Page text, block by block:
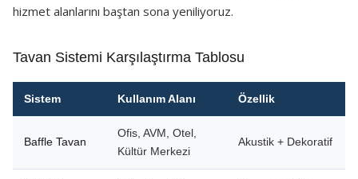
hizmet alanlarını baştan sona yeniliyoruz.
Tavan Sistemi Karşılaştırma Tablosu
Sistem Kullanım Alanı Özellik
Baffle Tavan
Ofis, AVM, Otel,
Kültür Merkezi
Akustik + Dekoratif